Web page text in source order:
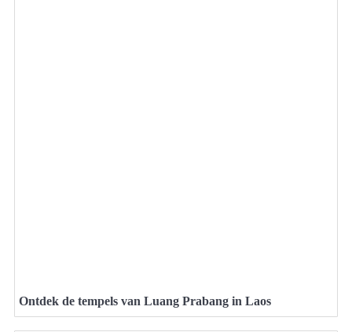
Ontdek de tempels van Luang Prabang in Laos